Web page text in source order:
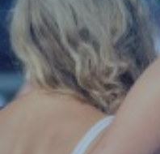
Brussels